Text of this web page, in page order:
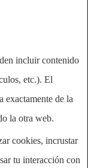
incluir contenido
etc.). El
exactamente de la
la otra web.
cookies, incrustar
tu interacción con